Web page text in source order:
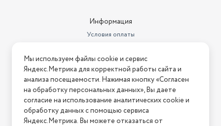
Информация
Условия оплаты
Условия возврата
Нашли ошибку на сайте? Напишите нам
2026 © Интернет-магазин "АстМаркет". У нас есть всё!
Мы используем файлы cookie и сервис
Яндекс.Метрика для корректной работы сайта и
анализа посещаемости. Нажимая кнопку «Согласен
на обработку персональных данных», Вы даете
согласие на использование аналитических cookie и
обработку данных с помощью сервиса
Яндекс.Метрика. Вы можете отказаться от